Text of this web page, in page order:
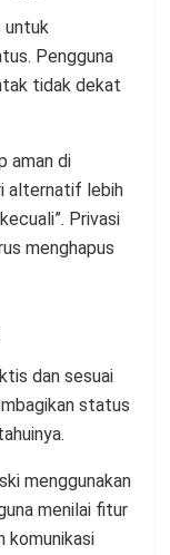
untuk
Pengguna
tidak dekat
aman di
alternatif lebih
Privasi
menghapus
dan sesuai
status
menggunakan
menilai fitur
komunikasi